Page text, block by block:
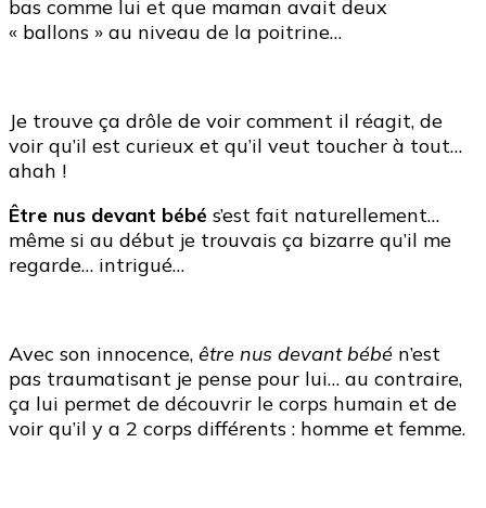
bas comme lui et que maman avait deux
« ballons » au niveau de la poitrine…
Je trouve ça drôle de voir comment il réagit, de
voir qu’il est curieux et qu’il veut toucher à tout…
ahah !
Être nus devant bébé s’est fait naturellement…
même si au début je trouvais ça bizarre qu’il me
regarde… intrigué…
Avec son innocence, être nus devant bébé n’est
pas traumatisant je pense pour lui… au contraire,
ça lui permet de découvrir le corps humain et de
voir qu’il y a 2 corps différents : homme et femme.